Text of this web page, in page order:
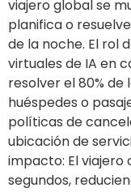
viajero global se
planifica o
de la noche. El rol
virtuales de IA en
resolver el 80% de
huéspedes o
políticas de
ubicación de
impacto: El viajero
segundos,